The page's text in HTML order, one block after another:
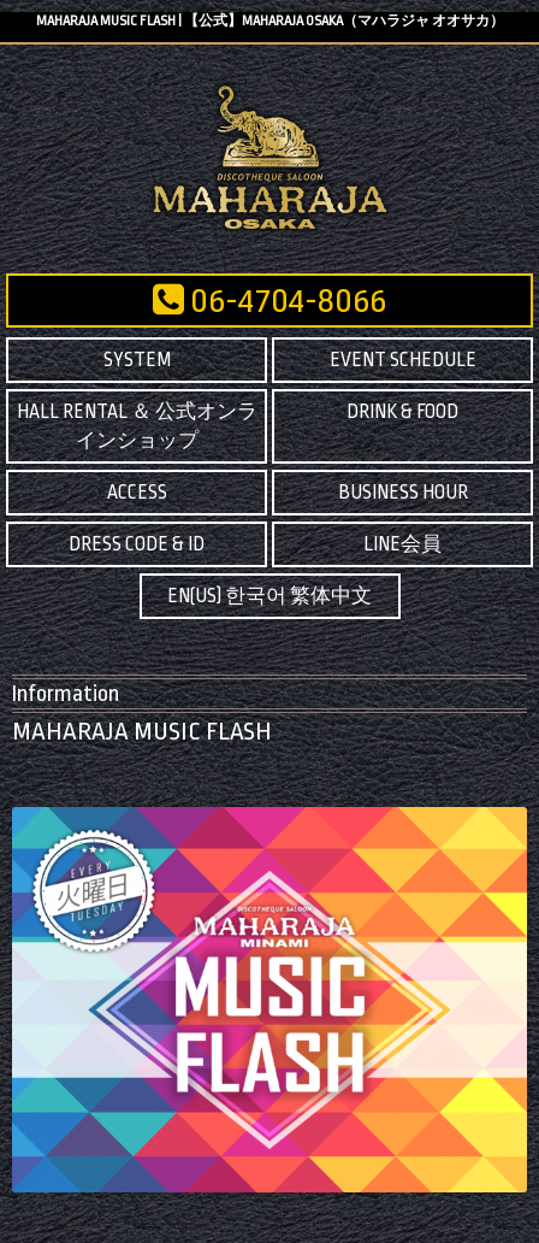
MAHARAJA MUSIC FLASH | 【公式】MAHARAJA OSAKA（マハラジャ オオサカ）
06-4704-8066
SYSTEM EVENT SCHEDULE
HALL RENTAL ＆ 公式オンラ
インショップ
DRINK & FOOD
ACCESS BUSINESS HOUR
DRESS CODE & ID LINE会員
EN(US) 한국어 繁体中文
Information
MAHARAJA MUSIC FLASH